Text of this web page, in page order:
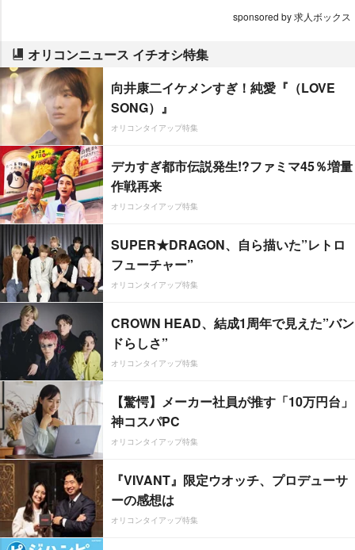
sponsored by 求人ボックス
オリコンニュース イチオシ特集
向井康二イケメンすぎ！純愛『（LOVE
SONG）』
オリコンタイアップ特集
デカすぎ都市伝説発生!?ファミマ45％増量
作戦再来
オリコンタイアップ特集
SUPER★DRAGON、自ら描いた”レトロ
フューチャー”
オリコンタイアップ特集
CROWN HEAD、結成1周年で見えた”バン
ドらしさ”
オリコンタイアップ特集
【驚愕】メーカー社員が推す「10万円台」
神コスパPC
オリコンタイアップ特集
『VIVANT』限定ウオッチ、プロデューサ
ーの感想は
オリコンタイアップ特集